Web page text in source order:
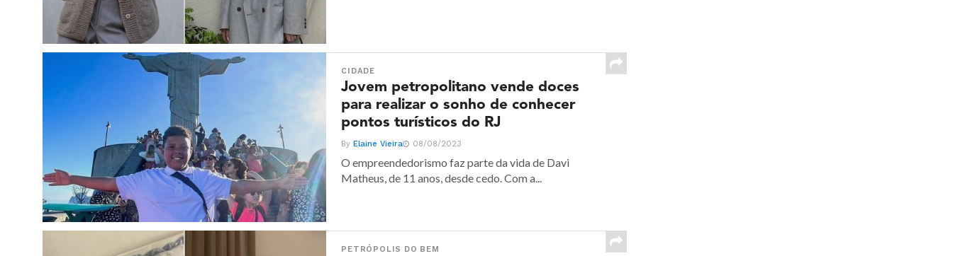
CIDADE
Jovem petropolitano vende doces
para realizar o sonho de conhecer
pontos turísticos do RJ
ByElaine Vieira 08/08/2023
O empreendedorismo faz parte da vida de Davi
Matheus, de 11 anos, desde cedo. Com a...
PETRÓPOLIS DO BEM